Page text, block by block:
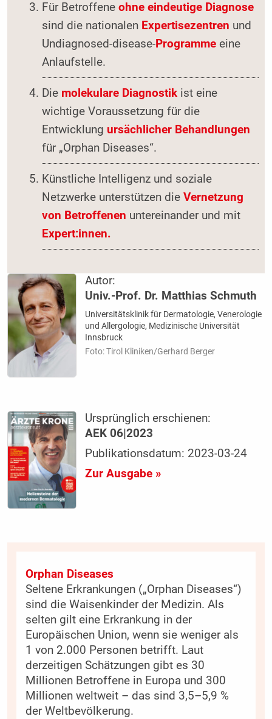
Für Betroffene ohne eindeutige Diagnose
sind die nationalenExpertisezentren und
Undiagnosed-disease-Programmeeine
Anlaufstelle.
Die molekulare Diagnostikist eine
wichtige Voraussetzung für die
Entwicklung ursächlicher Behandlungen
für „Orphan Diseases“.
Künstliche Intelligenz und soziale
Netzwerke unterstützen die Vernetzung
von Betroffenen untereinander und mit
Expert:innen.
Autor:
Univ.-Prof. Dr. Matthias Schmuth
Universitätsklinik für Dermatologie, Venerologie
und Allergologie, Medizinische Universität
Innsbruck
Foto: Tirol Kliniken/Gerhard Berger
Ursprünglich erschienen:
AEK 06|2023
Publikationsdatum: 2023-03-24
Zur Ausgabe »
Orphan Diseases
Seltene Erkrankungen („Orphan Diseases“)
sind die Waisenkinder der Medizin. Als
selten gilt eine Erkrankung in der
Europäischen Union, wenn sie weniger als
1 von 2.000 Personen betrifft. Laut
derzeitigen Schätzungen gibt es 30
Millionen Betroffene in Europa und 300
Millionen weltweit – das sind 3,5–5,9 %
der Weltbevölkerung.